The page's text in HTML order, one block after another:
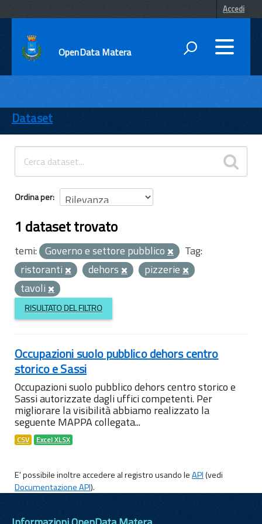
Accedi
OpenData Matera
ENTI
TEMI
INFORMAZIONI
Dataset
Ordina per
1 dataset trovato
temi: Governo e settore pubblico
Tag:
ristoranti
dehors
pizzerie
tavoli
RISULTATO DEL FILTRO
Occupazioni suolo pubblico dehors centro
storico e Sassi
Occupazioni suolo pubblico dehors centro storico e
Sassi autorizzate dagli uffici competenti. Per
migliorare la visibilità abbiamo realizzato la
seguente MAPPA collegata...
CSV Excel XLSX
E' possibile inoltre accedere al registro usando leAPI(vedi
Documentazione API).